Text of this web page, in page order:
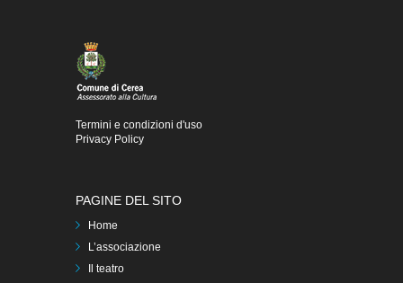
Termini e condizioni d'uso
Privacy Policy
PAGINE DEL SITO
Home
L’associazione
Il teatro